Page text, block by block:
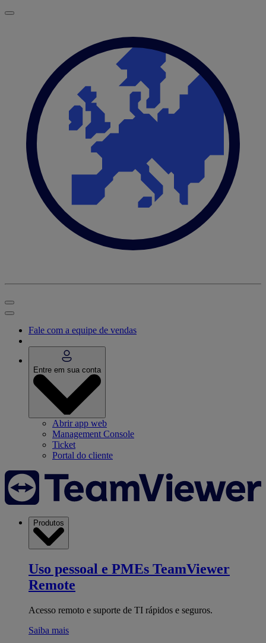
Fale com a equipe de vendas
Entre em sua conta
Abrir app web
Management Console
Ticket
Portal do cliente
Produtos
Uso pessoal e PMEs TeamViewer
Remote
Acesso remoto e suporte de TI rápidos e seguros.
Saiba mais